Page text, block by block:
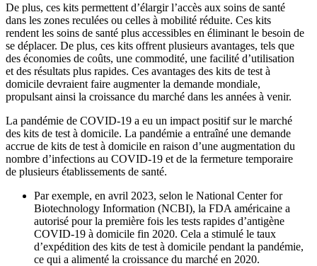
De plus, ces kits permettent d’élargir l’accès aux soins de santé
dans les zones reculées ou celles à mobilité réduite. Ces kits
rendent les soins de santé plus accessibles en éliminant le besoin de
se déplacer. De plus, ces kits offrent plusieurs avantages, tels que
des économies de coûts, une commodité, une facilité d’utilisation
et des résultats plus rapides. Ces avantages des kits de test à
domicile devraient faire augmenter la demande mondiale,
propulsant ainsi la croissance du marché dans les années à venir.
La pandémie de COVID-19 a eu un impact positif sur le marché
des kits de test à domicile. La pandémie a entraîné une demande
accrue de kits de test à domicile en raison d’une augmentation du
nombre d’infections au COVID-19 et de la fermeture temporaire
de plusieurs établissements de santé.
Par exemple, en avril 2023, selon le National Center for
Biotechnology Information (NCBI), la FDA américaine a
autorisé pour la première fois les tests rapides d’antigène
COVID-19 à domicile fin 2020. Cela a stimulé le taux
d’expédition des kits de test à domicile pendant la pandémie,
ce qui a alimenté la croissance du marché en 2020.